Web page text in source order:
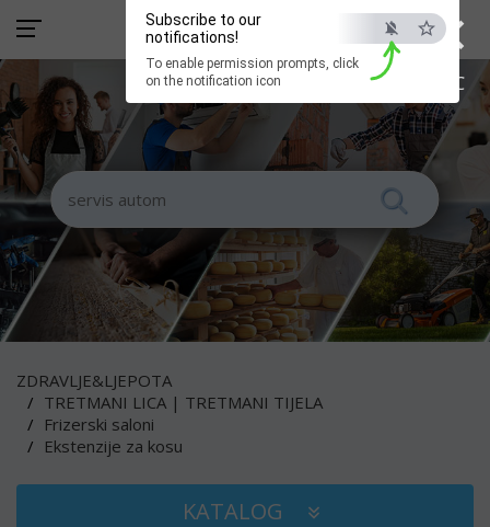
×
ESC
Subscribe to our
notifications!
To enable permission prompts, click
on the notification icon
ZDRAVLJE&LJEPOTA
TRETMANI LICA | TRETMANI TIJELA
Frizerski saloni
Ekstenzije za kosu
KATALOG